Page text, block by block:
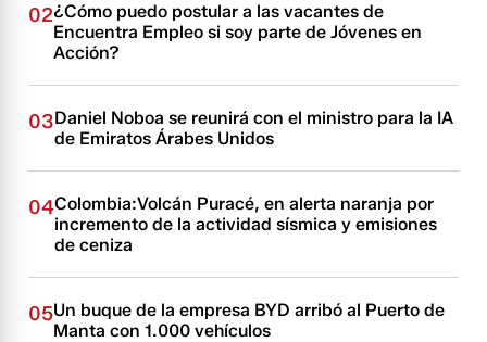
02¿Cómo puedo postular a las vacantes de
Encuentra Empleo si soy parte de Jóvenes en
Acción?
03Daniel Noboa se reunirá con el ministro para la IA
de Emiratos Árabes Unidos
04Colombia:Volcán Puracé, en alerta naranja por
incremento de la actividad sísmica y emisiones
de ceniza
05Un buque de la empresa BYD arribó al Puerto de
Manta con 1.000 vehículos